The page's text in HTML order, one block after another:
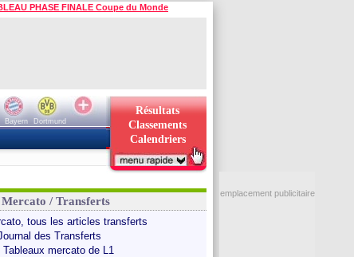
PHASE FINALE Coupe du Monde
Bayern
Dortmund
Résultats
Classements
Calendriers
/ Transferts
tous les articles transferts
des Transferts
Tableaux mercato de L1
emplacement publicitaire